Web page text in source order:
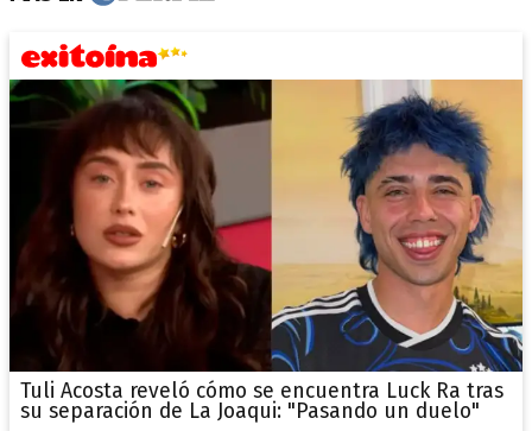
Tuli Acosta reveló cómo se encuentra Luck Ra tras
su separación de La Joaqui: "Pasando un duelo"